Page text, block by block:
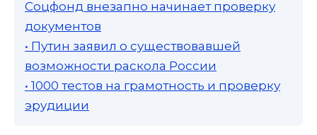
Соцфонд внезапно начинает проверку
документов
• Путин заявил о существовавшей
возможности раскола России
• 1000 тестов на грамотность и проверку
эрудиции